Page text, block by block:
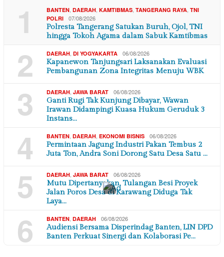
1 BANTEN DAERAH KAMTIBMAS TANGERANG RAYA TNI
POLRI
07/08/2026
Polresta Tangerang Satukan Buruh, Ojol, TNI
hingga Tokoh Agama dalam Sabuk Kamtibmas
2 DAERAH DI YOGYAKARTA 06/08/2026
Kapanewon Tanjungsari Laksanakan Evaluasi
Pembangunan Zona Integritas Menuju WBK
3 DAERAH JAWA BARAT 06/08/2026
Ganti Rugi Tak Kunjung Dibayar, Wawan
Irawan Didampingi Kuasa Hukum Geruduk 3
Instans…
4 BANTEN DAERAH EKONOMI BISNIS 06/08/2026
Permintaan Jagung Industri Pakan Tembus 2
Juta Ton, Andra Soni Dorong Satu Desa Satu …
5 DAERAH JAWA BARAT 06/08/2026
Mutu Dipertanyakan, Tulangan Besi Proyek
Jalan Poros Desa di Karawang Diduga Tak
Laya…
6 BANTEN DAERAH 06/08/2026
Audiensi Bersama Disperindag Banten, LIN DPD
Banten Perkuat Sinergi dan Kolaborasi Pe…
×